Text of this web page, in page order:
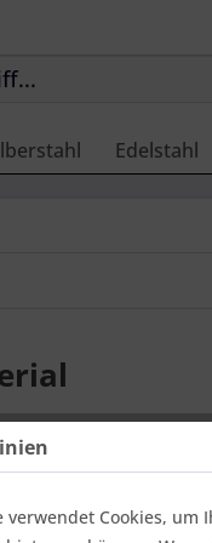
Edelstahl
verwendet Cookies, um